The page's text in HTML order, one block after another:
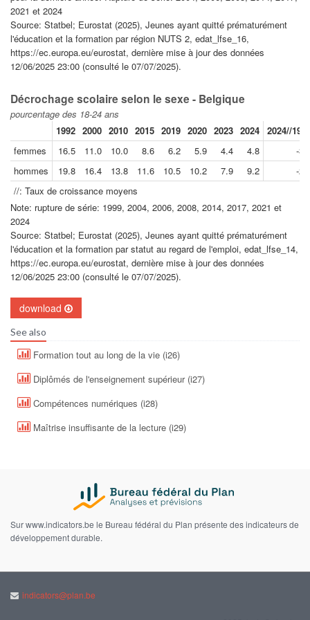
2021 et 2024
Source: Statbel; Eurostat (2025), Jeunes ayant quitté prématurément
l'éducation et la formation par région NUTS 2, edat_lfse_16,
https://ec.europa.eu/eurostat, dernière mise à jour des données
12/06/2025 23:00 (consulté le 07/07/2025).
Décrochage scolaire selon le sexe - Belgique
pourcentage des 18-24 ans
1992 2000 2010 2015 2019 2020 2023 2024 2024//
femmes
16.5 11.0 10.0 8.6 6.2 5.9 4.4 4.8
-
hommes
19.8 16.4 13.8 11.6 10.5 10.2 7.9 9.2
-
//: Taux de croissance moyens
Note: rupture de série: 1999, 2004, 2006, 2008, 2014, 2017, 2021 et
2024
Source: Statbel; Eurostat (2025), Jeunes ayant quitté prématurément
l'éducation et la formation par statut au regard de l'emploi, edat_lfse_14,
https://ec.europa.eu/eurostat, dernière mise à jour des données
12/06/2025 23:00 (consulté le 07/07/2025).
download
See also
Formation tout au long de la vie (i26)
Diplômés de l'enseignement supérieur (i27)
Compétences numériques (i28)
Maîtrise insuffisante de la lecture (i29)
Sur www.indicators.be le Bureau fédéral du Plan présente des indicateurs de
développement durable.
indicators@plan.be